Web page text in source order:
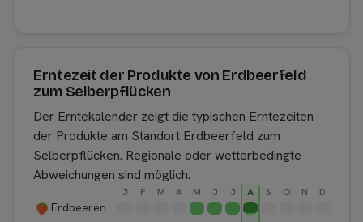
Erntezeit der Produkte von Erdbeerfeld
zum Selberpflücken
Der Erntekalender zeigt die typischen Erntezeiten
der Produkte am Standort Erdbeerfeld zum
Selberpflücken. Regionale oder wetterbedingte
Abweichungen sind möglich.
J F M A M J J A S O N D
Erdbeeren